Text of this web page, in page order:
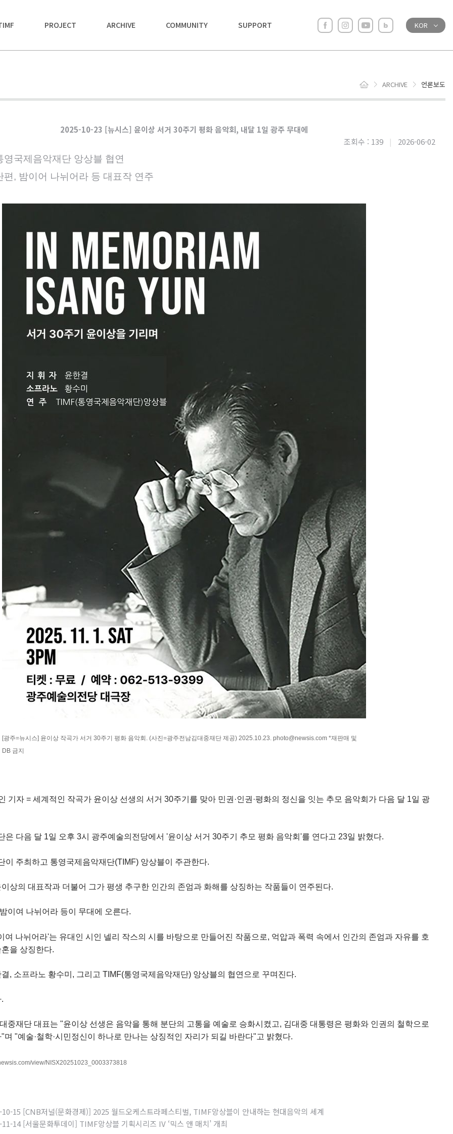
PROJECT ARCHIVE COMMUNITY SUPPORT KOR
ARCHIVE 언론보도
2025-10-23 [뉴시스] 윤이상 서거 30주기 평화 음악회, 내달 1일 광주 무대에
조회수 : 139
|
2026-06-02
영국제음악재단 앙상블 협연
편, 밤이어 나뉘어라 등 대표작 연주
[광주=뉴시스] 윤이상 작곡가 서거 30주기 평화 음악회. (사진=광주전남김대중재단 제공) 2025.10.23. photo@newsis.com *재판매 및
DB 금지
기자 = 세계적인 작곡가 윤이상 선생의 서거 30주기를 맞아 민권·인권·평화의 정신을 잇는 추모 음악회가 다음 달 1일 광
은 다음 달 1일 오후 3시 광주예술의전당에서 '윤이상 서거 30주기 추모 평화 음악회'를 연다고 23일 밝혔다.
이 주최하고 통영국제음악재단(TIMF) 앙상블이 주관한다.
상의 대표작과 더불어 그가 평생 추구한 인간의 존엄과 화해를 상징하는 작품들이 연주된다.
이여 나뉘어라 등이 무대에 오른다.
여 나뉘어라'는 유대인 시인 넬리 작스의 시를 바탕으로 만들어진 작품으로, 억압과 폭력 속에서 인간의 존엄과 자유를 호
을 상징한다.
, 소프라노 황수미, 그리고 TIMF(통영국제음악재단) 앙상블의 협연으로 꾸며진다.
중재단 대표는 "윤이상 선생은 음악을 통해 분단의 고통을 예술로 승화시켰고, 김대중 대통령은 평화와 인권의 철학으로
며 "예술·철학·시민정신이 하나로 만나는 상징적인 자리가 되길 바란다"고 밝혔다.
view/NISX20251023_0003373818
15 [CNB저널(문화경제)] 2025 월드오케스트라페스티벌, TIMF앙상블이 안내하는 현대음악의 세계
14 [서울문화투데이] TIMF앙상블 기획시리즈 IV ‘믹스 앤 매치’ 개최